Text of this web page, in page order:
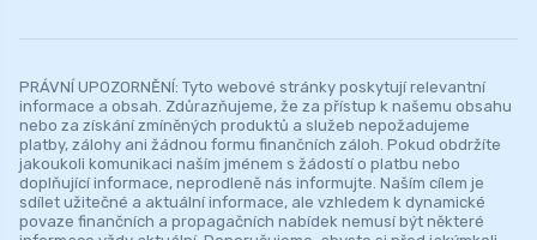
PRÁVNÍ UPOZORNĚNÍ: Tyto webové stránky poskytují relevantní
informace a obsah. Zdůrazňujeme, že za přístup k našemu obsahu
nebo za získání zmíněných produktů a služeb nepožadujeme
platby, zálohy ani žádnou formu finančních záloh. Pokud obdržíte
jakoukoli komunikaci naším jménem s žádostí o platbu nebo
doplňující informace, neprodleně nás informujte. Naším cílem je
sdílet užitečné a aktuální informace, ale vzhledem k dynamické
povaze finančních a propagačních nabídek nemusí být některé